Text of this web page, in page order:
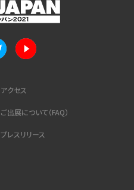
アクセス
ご出展について（FAQ）
プレスリリース